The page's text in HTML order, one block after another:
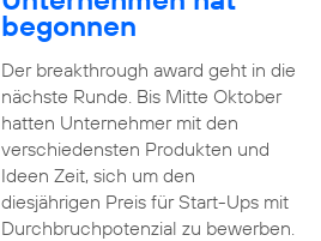
begonnen
Der breakthrough award geht in die
nächste Runde. Bis Mitte Oktober
hatten Unternehmer mit den
verschiedensten Produkten und
Ideen Zeit, sich um den
diesjährigen Preis für Start-Ups mit
Durchbruchpotenzial zu bewerben.